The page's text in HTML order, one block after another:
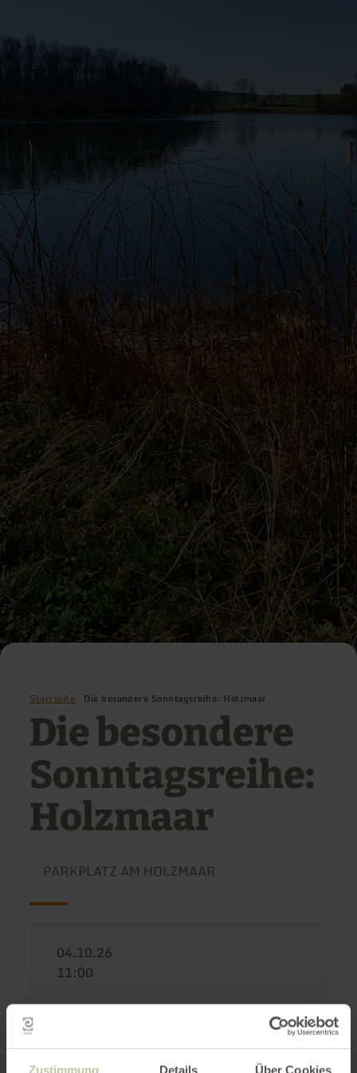
Zustimmung Details Über Cookies
Startseite Die besondere Sonntagsreihe: Holzmaar
Die besondere
Sonntagsreihe:
Holzmaar
PARKPLATZ AM HOLZMAAR
04.10.26
11:00
Führungen zu den vulkanischen Seen der Eifel -
heutiges Maar: Holzmaar